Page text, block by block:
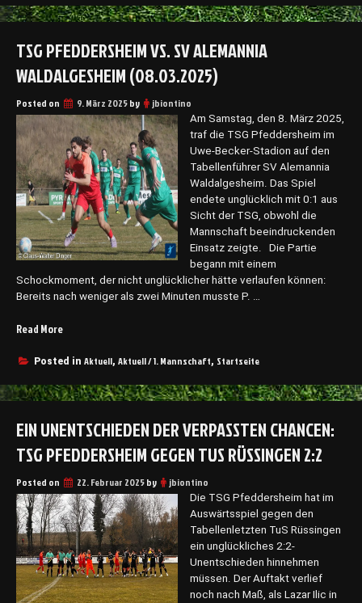
t
u
n
g
“
P
e
d
e
r
h
e
i
m
g
e
g
e
n
d
V
t
e
i
n
w
n
d
e
n
“
u
r
s
c
h
r
f
t
f
ü
r
F
r
i
d
h
m
„
B
u
i
“
W
ü
r
t
z
“
TSG PFEDDERSHEIM VS. SV ALEMANNIA
WALDALGESHEIM (08.03.2025)
Posted on 9. März 2025by jbiontino
Am Samstag, den 8. März 2025,
traf die TSG Pfeddersheim im
Uwe-Becker-Stadion auf den
Tabellenführer SV Alemannia
Waldalgesheim. Das Spiel
endete unglücklich mit 0:1 aus
Sicht der TSG, obwohl die
Mannschaft beeindruckenden
Einsatz zeigte. Die Partie
begann mit einem
Schockmoment, der nicht unglücklicher hätte verlaufen können:
Bereits nach weniger als zwei Minuten musste P. …
Read More
S
P
e
d
d
e
r
s
h
e
i
m
v
Posted in Aktuell, Aktuell / 1. Mannschaft, Startseite
EIN UNENTSCHIEDEN DER VERPASSTEN CHANCEN:
TSG PFEDDERSHEIM GEGEN TUS RÜSSINGEN 2:2
Posted on 22. Februar 2025by jbiontino
Die TSG Pfeddersheim hat im
Auswärtsspiel gegen den
Tabellenletzten TuS Rüssingen
ein unglückliches 2:2-
Unentschieden hinnehmen
müssen. Der Auftakt verlief
noch nach Maß, als Lazar Ilic in